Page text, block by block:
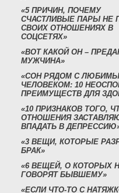
«5 ПРИЧИН, ПОЧЕМУ
СЧАСТЛИВЫЕ ПАРЫ НЕ
СВОИХ ОТНОШЕНИЯХ В
СОЦСЕТЯХ»
«ВОТ КАКОЙ ОН –
МУЖЧИНА»
«СОН РЯДОМ С
ЧЕЛОВЕКОМ: 10
ПРЕИМУЩЕСТВ ДЛЯ
«10 ПРИЗНАКОВ ТОГО,
ОТНОШЕНИЯ
ВПАДАТЬ В
«3 ВЕЩИ, КОТОРЫЕ
БРАК»
«6 ВЕЩЕЙ, О КОТОРЫХ
ГОВОРЯТ БЫВШЕМУ»
«ЕСЛИ ЧТО-ТО С